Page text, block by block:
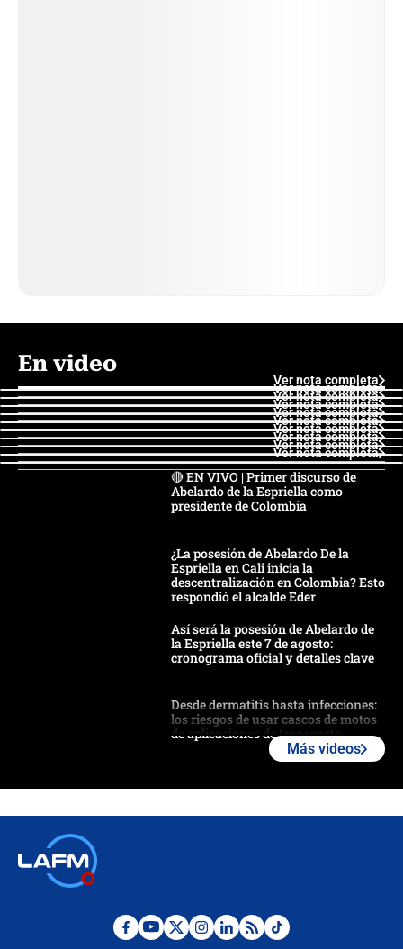
En video
Ver nota completa
Ver nota completa
Ver nota completa
Ver nota completa
Ver nota completa
Ver nota completa
Ver nota completa
Ver nota completa
Ver nota completa
Ver nota completa
🔴 EN VIVO | Primer discurso de
Abelardo de la Espriella como
presidente de Colombia
¿La posesión de Abelardo De la
Espriella en Cali inicia la
descentralización en Colombia? Esto
respondió el alcalde Eder
Así será la posesión de Abelardo de
la Espriella este 7 de agosto:
cronograma oficial y detalles clave
Desde dermatitis hasta infecciones:
los riesgos de usar cascos de motos
de aplicaciones de transporte
Posesión de Abelardo De La Espriella
Más videos